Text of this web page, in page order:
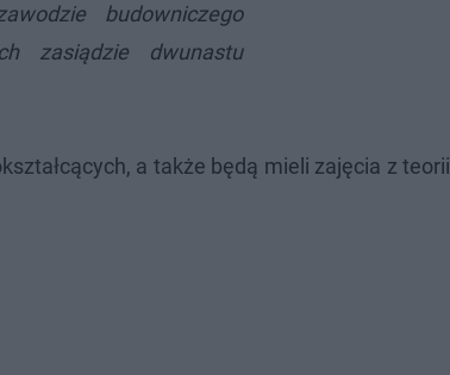
budowniczego
zasiądzie dwunastu
a także będą mieli zajęcia z teorii